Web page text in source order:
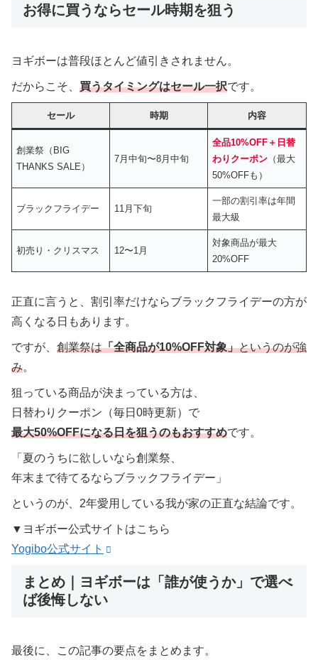
お得に買うならセール時期を狙う
ヨギボーは普段ほとんど値引きされません。
だからこそ、 買うタイミングはセール一択です。
セール 時期 内容
創業祭（BIG
THANKS SALE）
7月中旬〜8月中旬
全品10%OFF＋日替
わりクーポン （最大
50%OFFも）
ブラックフライデー 11月下旬
一部の割引率は年間
最大級
初売り・クリスマス 12〜1月
対象商品が最大
20%OFF
正直に言うと、割引率だけならブラックフライデーの方が
高くなる日もあります。
ですが、 創業祭は「全商品が10%OFF対象」というのが強
み。
狙っている商品が決まっている方は、
日替わりクーポン（毎日0時更新）で
最大50%OFFになる日を狙うのもおすすめです。
「夏のうちに欲しいなら創業祭、
年末まで待てるならブラックフライデー」
というのが、2年愛用している我が家の正直な結論です。
▼ヨギボー公式サイトはこちら
Yogibo公式サイト
まとめ｜ヨギボーは「誰が使うか」で選べ
ば後悔しない
最後に、この記事の要点をまとめます。